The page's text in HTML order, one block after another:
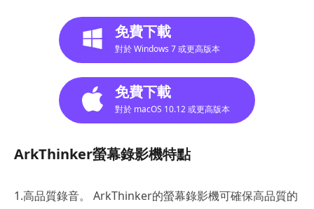
免費下載
對於 Windows 7 或更高版本
免費下載
對於 macOS 10.12 或更高版本
ArkThinker螢幕錄影機特點
1.高品質錄音。 ArkThinker的螢幕錄影機可確保高品質的